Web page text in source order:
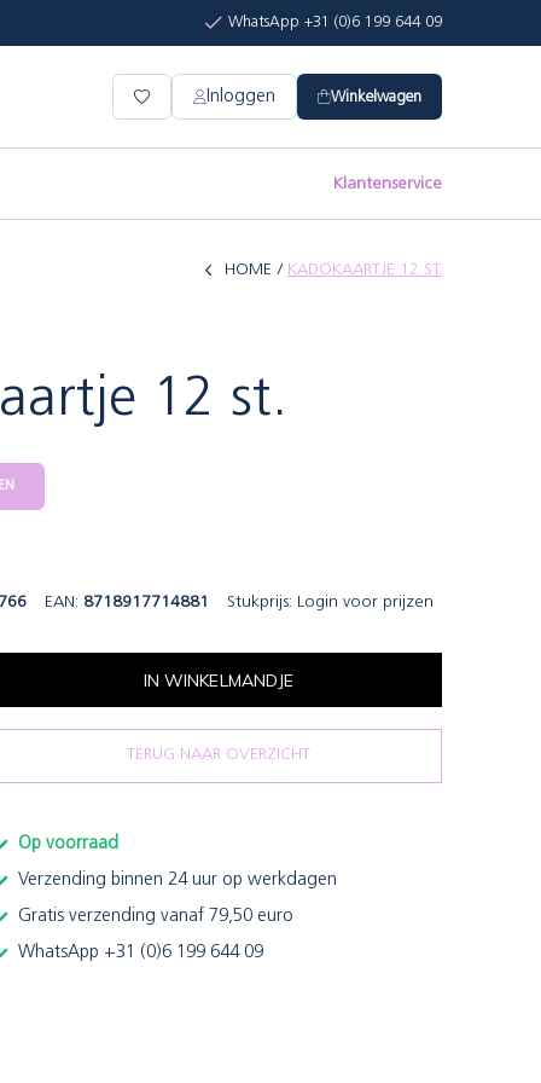
WhatsApp +31 (0)6 199 644 09
Inloggen Winkelwagen
Klantenservice
HOME KADOKAARTJE 12 ST.
12 st.
EAN: 8718917714881 Stukprijs: Login voor prijzen
IN WINKELMANDJE
TERUG NAAR OVERZICHT
Op voorraad
Verzending binnen 24 uur op werkdagen
Gratis verzending vanaf 79,50 euro
WhatsApp +31 (0)6 199 644 09